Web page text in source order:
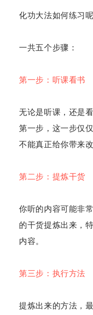
化功大法如何练习
一共五个步骤：
第一步：听课看书
无论是听课，还是
第一步，这一步仅
不能真正给你带来改
第二步：提炼干货
你听的内容可能非
的干货提炼出来，
内容。
第三步：执行方法
提炼出来的方法，